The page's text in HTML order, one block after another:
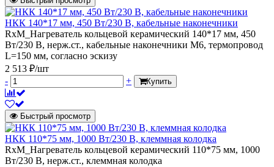
НКК 140*17 мм, 450 Вт/230 В, кабельные наконечники
RxM_Нагреватель кольцевой керамический 140*17 мм, 450
Вт/230 В, нерж.ст., кабельные наконечники М6, термопровод
L=150 мм, согласно эскизу
2 513 ₽/шт
-
+ Купить
Быстрый просмотр
НКК 110*75 мм, 1000 Вт/230 В, клеммная колодка
RxM_Нагреватель кольцевой керамический 110*75 мм, 1000
Вт/230 В, нерж.ст., клеммная колодка